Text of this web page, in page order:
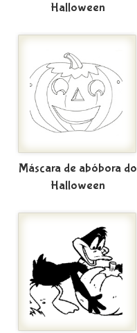
Halloween
Máscara de abóbora do
Halloween